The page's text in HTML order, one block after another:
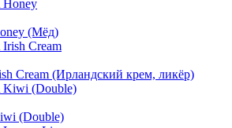
(Мёд)
Cream (Ирландский крем, ликёр)
(Double)